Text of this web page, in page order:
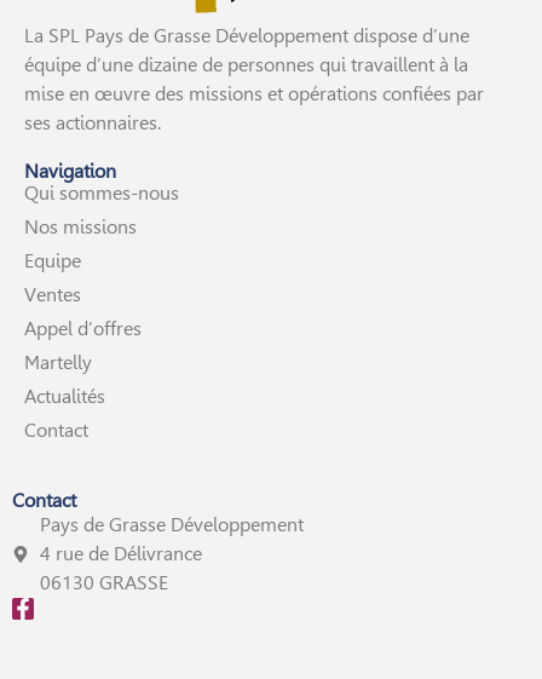
La SPL Pays de Grasse Développement dispose d’une
équipe d’une dizaine de personnes qui travaillent à la
mise en œuvre des missions et opérations confiées par
ses actionnaires.
Navigation
Qui sommes-nous
Nos missions
Equipe
Ventes
Appel d’offres
Martelly
Actualités
Contact
Contact
Pays de Grasse Développement
4 rue de Délivrance
06130 GRASSE